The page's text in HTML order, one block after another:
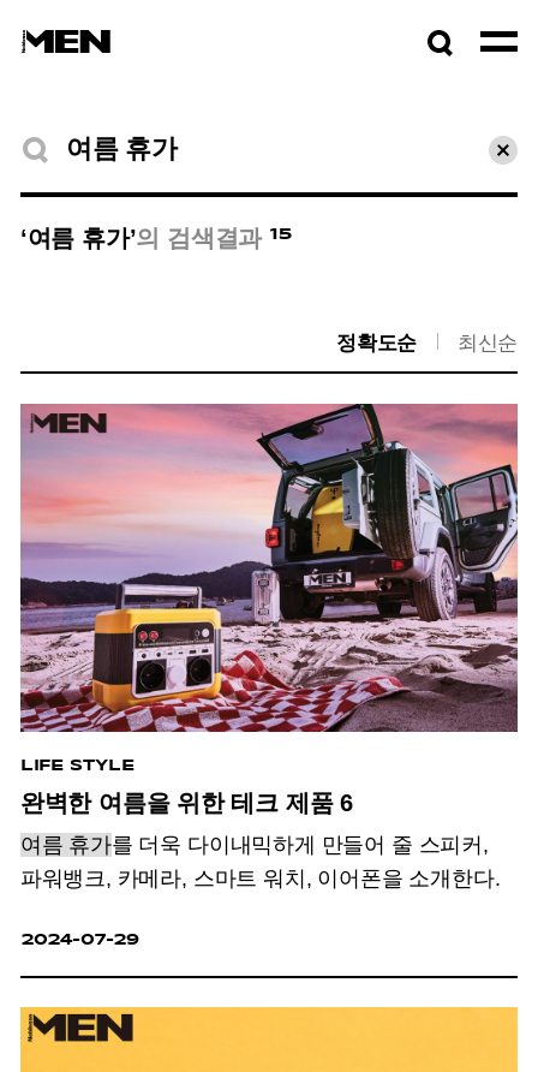
검색결과
초기
‘여름 휴가’의 검색결과 15
정확도순 최신순
LIFE STYLE
완벽한 여름을 위한 테크 제품 6
여름 휴가를 더욱 다이내믹하게 만들어 줄 스피커,
파워뱅크, 카메라, 스마트 워치, 이어폰을 소개한다.
2024-07-29